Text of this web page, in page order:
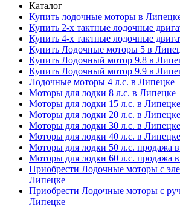
Каталог
Купить лодочные моторы в
Купить 2-х тактные лодочные
Купить 4-х тактные лодочные
Купить Лодочные моторы 5 в
Купить Лодочный мотор 9.8 в
Купить Лодочный мотор 9.9 в
Лодочные моторы 4 л.с. в Липецке
Моторы для лодки 8 л.с. в Липецке
Моторы для лодки 15 л.с. в Липецке
Моторы для лодки 20 л.с. в Липецке
Моторы для лодки 30 л.с. в Липецке
Моторы для лодки 40 л.с. в Липецке
Моторы для лодки 50 л.с. продажа
Моторы для лодки 60 л.с. продажа
Приобрести Лодочные моторы с
Липецке
Приобрести Лодочные моторы с
Липецке